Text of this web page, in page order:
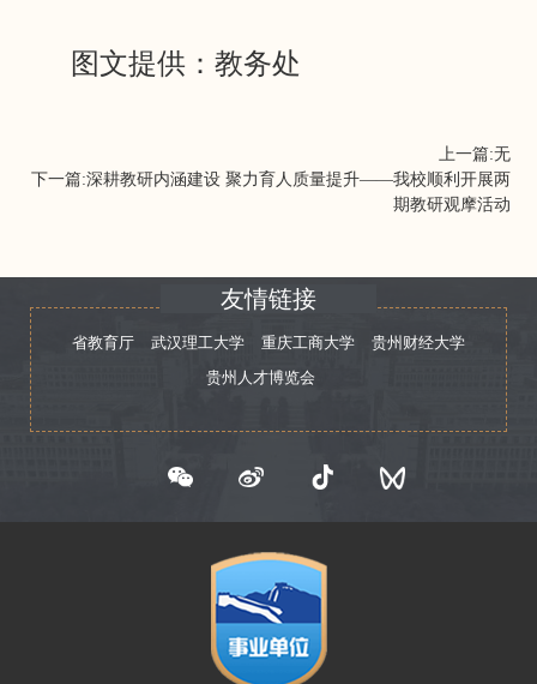
图文提供：教务处
上一篇:无
下一篇:深耕教研内涵建设 聚力育人质量提升——我校顺利开展两
期教研观摩活动
友情链接
省教育厅 武汉理工大学 重庆工商大学
贵州财经大学
贵州人才博览会